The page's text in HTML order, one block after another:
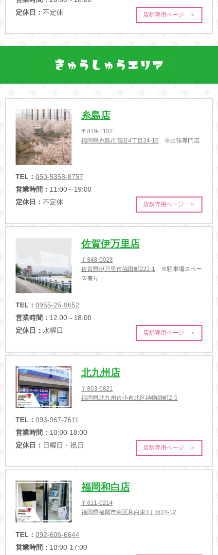
定休日： 不定休 店舗専用ページ ＞
糸島店
〒819-1102
福岡県糸島市高田4丁目24-16 ※出張専門店
TEL： 050-5358-8757
営業時間： 11:00～19:00
定休日： 不定休 店舗専用ページ ＞
佐賀伊万里店
〒848-0028
佐賀県伊万里市脇田町221-1 ※駐車場スペー
ス有り
TEL： 0955-25-9652
営業時間： 12:00～18:00
定休日： 水曜日 店舗専用ページ ＞
北九州店
〒803-0821
福岡県北九州市小倉北区鋳物師町2-5
TEL： 093-967-7611
営業時間： 10:00-18:00
定休日： 日曜日・祝日 店舗専用ページ ＞
福岡和白店
〒811-0214
福岡県福岡市東区和白東3丁目24-12
TEL： 092-606-6644
営業時間： 10:00-17:00